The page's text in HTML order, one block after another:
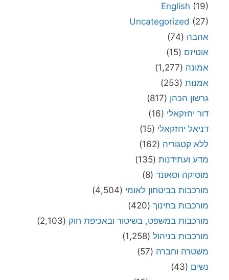
English (19)
Uncategorized (27)
אהבה (74)
אוטיזם (15)
אמונה (1,277)
אמנות (253)
גרשון הכהן (817)
דור יחזקאלי (16)
דניאל יחזקאלי (15)
ללא קטגוריה (162)
מדע ועתידנות (135)
מוסיקה וסאונד (8)
מורכבות בביטחון לאומי (4,504)
מורכבות בחינוך (420)
מורכבות במשפט, בשיטור ובאכיפת חוק (2,103)
מורכבות בניהול (1,258)
משטרה וחברה (57)
נשים (43)